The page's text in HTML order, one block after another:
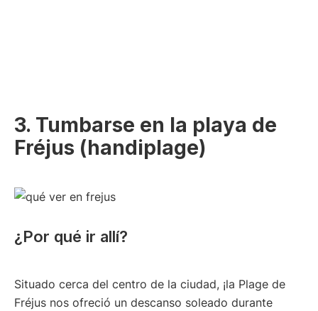
3. Tumbarse en la playa de
Fréjus (handiplage)
¿Por qué ir allí?
Situado cerca del centro de la ciudad, ¡la Plage de
Fréjus nos ofreció un descanso soleado durante